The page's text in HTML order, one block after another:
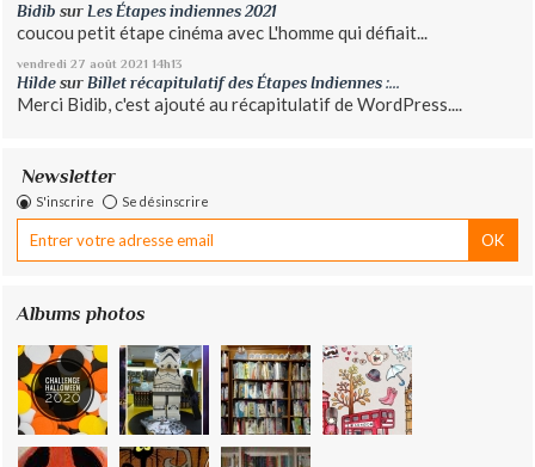
Bidib sur Les Étapes indiennes 2021
coucou petit étape cinéma avec L'homme qui défiait...
vendredi 27 août 2021 14h13
Hilde sur Billet récapitulatif des Étapes Indiennes :...
Merci Bidib, c'est ajouté au récapitulatif de WordPress....
Newsletter
S'inscrire Se désinscrire
Albums photos